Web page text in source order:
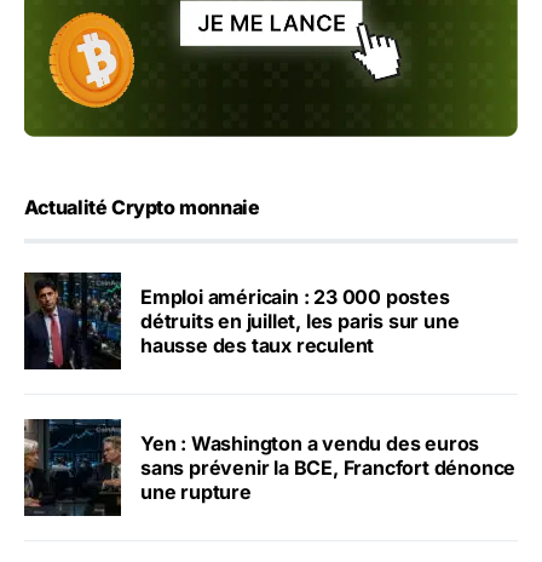
Actualité Crypto monnaie
Emploi américain : 23 000 postes
détruits en juillet, les paris sur une
hausse des taux reculent
Yen : Washington a vendu des euros
sans prévenir la BCE, Francfort dénonce
une rupture